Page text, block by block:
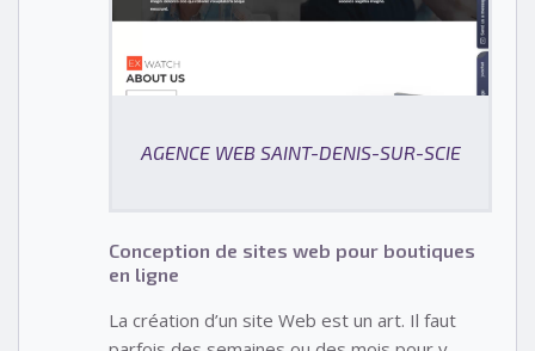
AGENCE WEB SAINT-DENIS-SUR-SCIE
Conception de sites web pour boutiques
en ligne
La création d’un site Web est un art. Il faut